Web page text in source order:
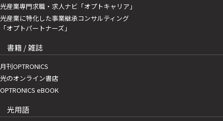
光産業専門求職・求人ナビ「オプトキャリア」
光産業に特化した事業継承コンサルティング
「オプトパートナーズ」
書籍 / 雑誌
月刊OPTRONICS
光のオンライン書店
OPTRONICS eBOOK
光用語